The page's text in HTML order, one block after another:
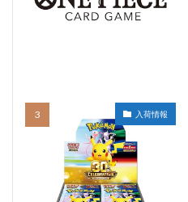
入荷情報